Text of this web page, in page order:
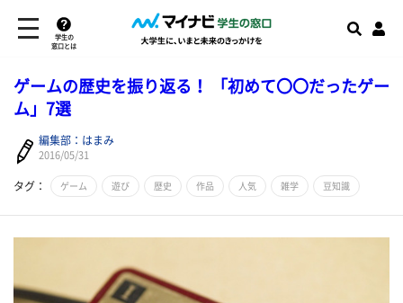
学生の
窓口とは
ゲームの歴史を振り返る！ 「初めて〇〇だったゲー
ム」7選
編集部：はまみ
2016/05/31
タグ： ゲーム 遊び 歴史 作品 人気 雑学 豆知識